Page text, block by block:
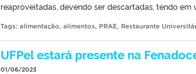
reaproveitadas, devendo ser descartadas, tendo em
Tags: alimentação, alimentos, PRAE, Restaurante
UFPel estará presente na
01/06/2023